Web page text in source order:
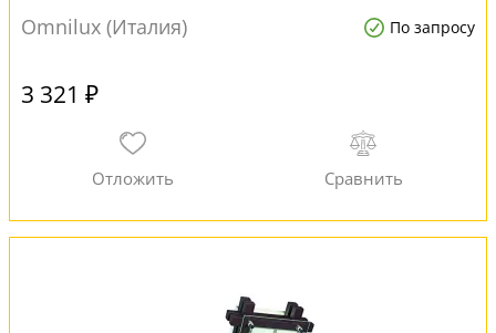
Omnilux (Италия)
По запросу
3 321 ₽